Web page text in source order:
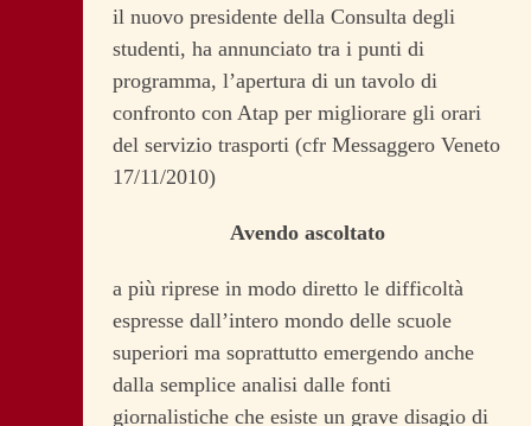
il nuovo presidente della Consulta degli
studenti, ha annunciato tra i punti di
programma, l’apertura di un tavolo di
confronto con Atap per migliorare gli orari
del servizio trasporti (cfr Messaggero Veneto
17/11/2010)
Avendo ascoltato
a più riprese in modo diretto le difficoltà
espresse dall’intero mondo delle scuole
superiori ma soprattutto emergendo anche
dalla semplice analisi dalle fonti
giornalistiche che esiste un grave disagio di